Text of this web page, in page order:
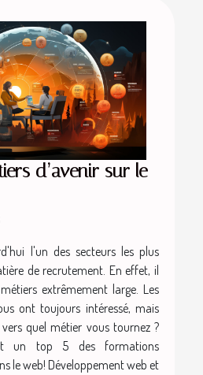
d’avenir sur le
l'un des secteurs les plus
de recrutement. En effet, il
extrêmement large. Les
ont toujours intéressé, mais
quel métier vous tournez ?
un top 5 des formations
le web! Développement web et